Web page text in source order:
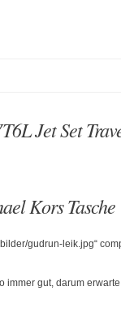
Jet Set
Kors Tasche
gudrun-leik.jpg“
immer gut, darum